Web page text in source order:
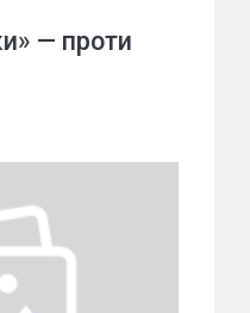
— проти